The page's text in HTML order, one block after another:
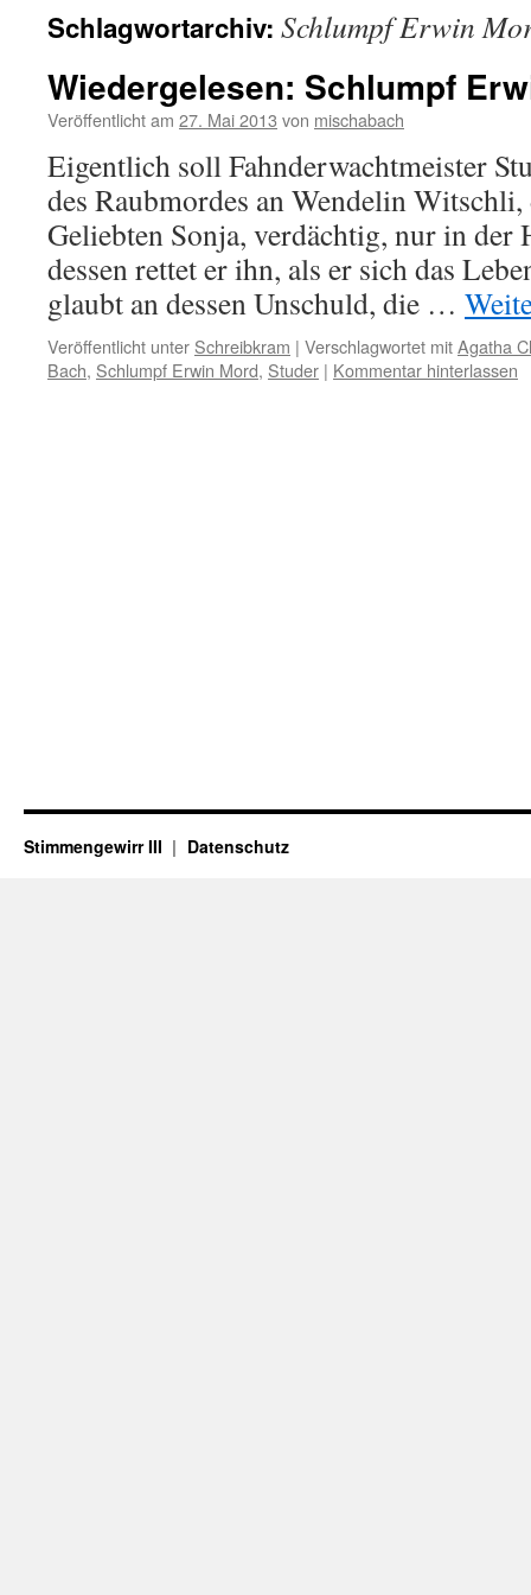
Schlagwortarchiv: Schlumpf Erwin
Wiedergelesen: Schlumpf
Veröffentlicht am 27. Mai 2013 von mischabach
Eigentlich soll Fahnderwachtmeister
des Raubmordes an Wendelin
Geliebten Sonja, verdächtig, nur in der
dessen rettet er ihn, als er sich das
glaubt an dessen Unschuld, die …
Veröffentlicht unter Schreibkram | Verschlagwortet mitAgatha
Bach, Schlumpf Erwin Mord, Studer | Kommentar hinterlassen
Stimmengewirr III Datenschutz